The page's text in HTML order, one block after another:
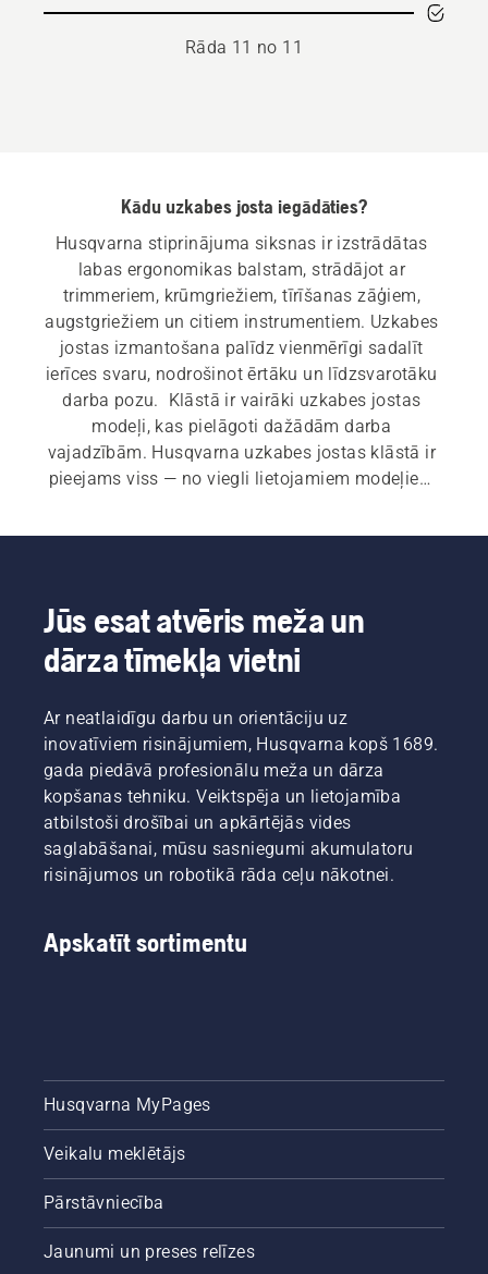
Rāda 11 no 11
Kādu uzkabes josta iegādāties?
Husqvarna stiprinājuma siksnas ir izstrādātas
labas ergonomikas balstam, strādājot ar
trimmeriem, krūmgriežiem, tīrīšanas zāģiem,
augstgriežiem un citiem instrumentiem. Uzkabes
jostas izmantošana palīdz vienmērīgi sadalīt
ierīces svaru, nodrošinot ērtāku un līdzsvarotāku
darba pozu.  Klāstā ir vairāki uzkabes jostas
modeļi, kas pielāgoti dažādām darba
vajadzībām. Husqvarna uzkabes jostas klāstā ir
pieejams viss — no viegli lietojamiem modeļiem
smagiem darbiem. Tādas īpašības kā platas
saderība balsta vienmērīgāku mašīnas vadāmību
ilgāka vai intensīvāka lietojuma laikā.
Jūs esat atvēris meža un
dārza tīmekļa vietni
Ar neatlaidīgu darbu un orientāciju uz
inovatīviem risinājumiem, Husqvarna kopš 1689.
gada piedāvā profesionālu meža un dārza
kopšanas tehniku. Veiktspēja un lietojamība
atbilstoši drošībai un apkārtējās vides
saglabāšanai, mūsu sasniegumi akumulatoru
risinājumos un robotikā rāda ceļu nākotnei.
Apskatīt sortimentu
Husqvarna MyPages
Veikalu meklētājs
Pārstāvniecība
Jaunumi un preses relīzes